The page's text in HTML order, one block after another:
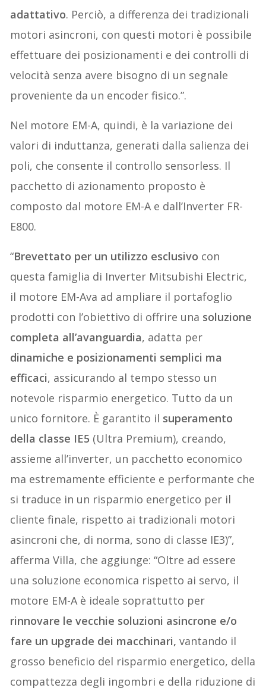
adattativo. Perciò, a differenza dei tradizionali
motori asincroni, con questi motori è possibile
effettuare dei posizionamenti e dei controlli di
velocità senza avere bisogno di un segnale
proveniente da un encoder fisico.”.
Nel motore EM-A, quindi, è la variazione dei
valori di induttanza, generati dalla salienza dei
poli, che consente il controllo sensorless. Il
pacchetto di azionamento proposto è
composto dal motore EM-A e dall’Inverter FR-
E800.
“Brevettato per un utilizzo esclusivo con
questa famiglia di Inverter Mitsubishi Electric,
il motore EM-Ava ad ampliare il portafoglio
prodotti con l’obiettivo di offrire una soluzione
completa all’avanguardia, adatta per
dinamiche e posizionamenti semplici ma
efficaci, assicurando al tempo stesso un
notevole risparmio energetico. Tutto da un
unico fornitore. È garantito il superamento
della classe IE5 (Ultra Premium), creando,
assieme all’inverter, un pacchetto economico
ma estremamente efficiente e performante che
si traduce in un risparmio energetico per il
cliente finale, rispetto ai tradizionali motori
asincroni che, di norma, sono di classe IE3)”,
afferma Villa, che aggiunge: “Oltre ad essere
una soluzione economica rispetto ai servo, il
motore EM-A è ideale soprattutto per
rinnovare le vecchie soluzioni asincrone e/o
fare un upgrade dei macchinari, vantando il
grosso beneficio del risparmio energetico, della
compattezza degli ingombri e della riduzione di